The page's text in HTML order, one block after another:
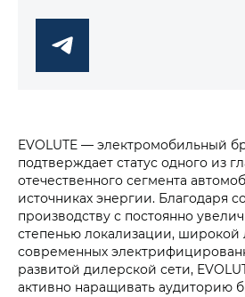
EVOLUTE — электромобильный
подтверждает статус одного из
отечественного сегмента
источниках энергии. Благодаря
производству с постоянно
степенью локализации, широкой
современных
развитой дилерской сети,
активно наращивать аудиторию